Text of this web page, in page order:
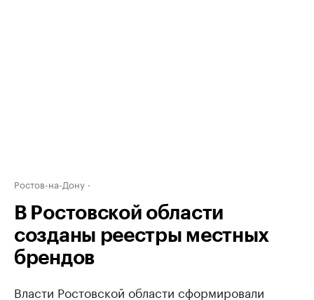
Ростов-на-Дону
В Ростовской области
созданы реестры местных
брендов
Власти Ростовской области сформировали